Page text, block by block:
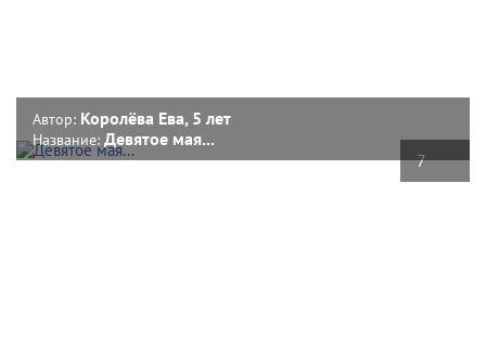
7
Автор: Королёва Ева, 5 лет
Название: Девятое мая...